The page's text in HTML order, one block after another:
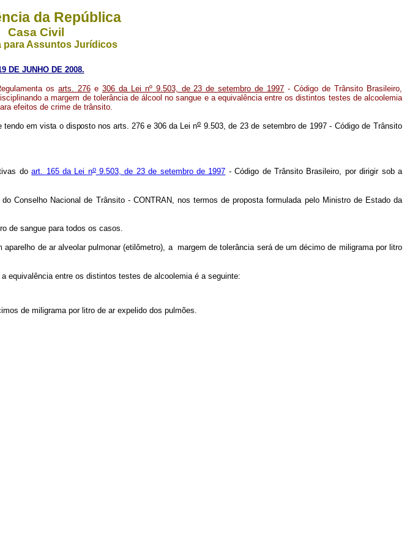
da República
Casa Civil
para Assuntos Jurídicos
DE JUNHO DE 2008.
os arts. 276e 306 da Lei nº 9.503, de 23 de setembro de 1997 - Código de Trânsito Brasileiro,
a margem de tolerância de álcool no sangue e a equivalência entre os distintos testes de alcoolemia
efeitos de crime de trânsito.
em vista o disposto nos arts. 276 e 306 da Lei no 9.503, de 23 de setembro de 1997 - Código de Trânsito
doart. 165 da Lei no 9.503, de 23 de setembro de 1997 - Código de Trânsito Brasileiro, por dirigir sob a
Nacional de Trânsito - CONTRAN, nos termos de proposta formulada pelo Ministro de Estado da
de sangue para todos os casos.
de ar alveolar pulmonar (etilômetro), a margem de tolerância será de um décimo de miligrama por litro
equivalência entre os distintos testes de alcoolemia é a seguinte:
de miligrama por litro de ar expelido dos pulmões.